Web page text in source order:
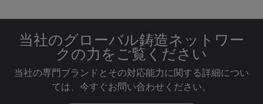
当社のグローバル鋳造ネットワー
クの力をご覧ください
当社の専門ブランドとその対応能力に関する詳細につい
ては、今すぐお問い合わせください。